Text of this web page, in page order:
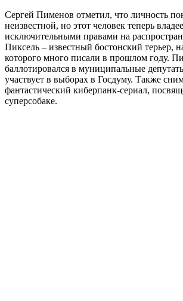
Сергей Пименов отметил, что личность
неизвестной, но этот человек теперь
исключительными правами на
Пиксель – известный бостонский терьер,
которого много писали в прошлом году.
баллотировался в муниципальные
участвует в выборах в Госдуму. Также
фантастический киберпанк-сериал,
суперсобаке.